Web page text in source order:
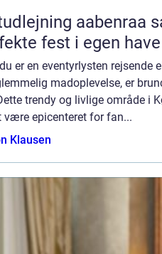
aabenraa sådan får du den
fest i egen have
er en eventyrlysten rejsende
madoplevelse, er
trendy og livlige område i
være epicenteret for fan...
Klausen